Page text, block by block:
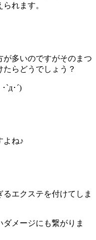
れます。
が多いのですがそのまつ
たらどうでしょう？
`д･´)
よね♪
エクステを付けてしま
メージにも繋がりま